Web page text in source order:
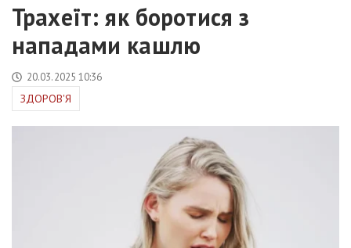
Трахеїт: як боротися з
нападами кашлю
20.03.2025 10:36
ЗДОРОВ'Я